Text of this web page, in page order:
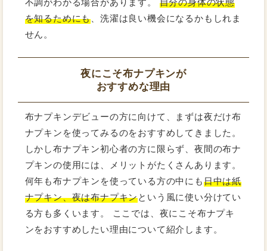
を知るためにも 、洗濯は良い機会になるかもしれま
せん。
夜にこそ布ナプキンが
おすすめな理由
布ナプキンデビューの方に向けて、まずは夜だけ布
ナプキンを使ってみるのをおすすめしてきました。
しかし布ナプキン初心者の方に限らず、夜間の布ナ
プキンの使用には、メリットがたくさんあります。
何年も布ナプキンを使っている方の中にも日中は紙
ナプキン、夜は布ナプキンという風に使い分けてい
る方も多くいます。 ここでは、夜にこそ布ナプキ
ンをおすすめしたい理由について紹介します。